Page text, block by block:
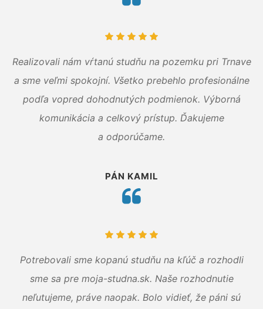
Realizovali nám vŕtanú studňu na pozemku pri Trnave
a sme veľmi spokojní. Všetko prebehlo profesionálne
podľa vopred dohodnutých podmienok. Výborná
komunikácia a celkový prístup. Ďakujeme
a odporúčame.
PÁN KAMIL
Potrebovali sme kopanú studňu na kľúč a rozhodli
sme sa pre moja-studna.sk. Naše rozhodnutie
neľutujeme, práve naopak. Bolo vidieť, že páni sú